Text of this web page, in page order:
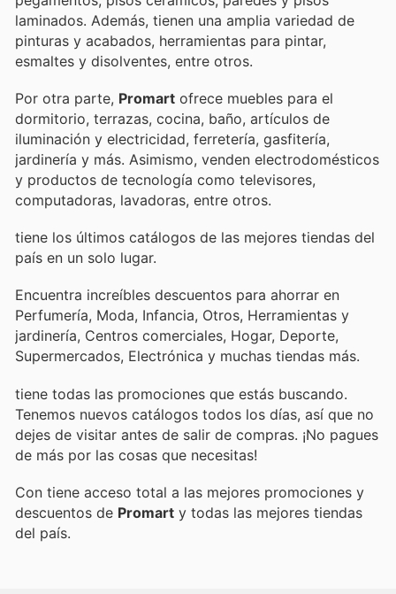
laminados. Además, tienen una amplia variedad de
pinturas y acabados, herramientas para pintar,
esmaltes y disolventes, entre otros.
Por otra parte, Promart ofrece muebles para el
dormitorio, terrazas, cocina, baño, artículos de
iluminación y electricidad, ferretería, gasfitería,
jardinería y más. Asimismo, venden electrodomésticos
y productos de tecnología como televisores,
computadoras, lavadoras, entre otros.
tiene los últimos catálogos de las mejores tiendas del
país en un solo lugar.
Encuentra increíbles descuentos para ahorrar en
Perfumería, Moda, Infancia, Otros, Herramientas y
jardinería, Centros comerciales, Hogar, Deporte,
Supermercados, Electrónica y muchas tiendas más.
tiene todas las promociones que estás buscando.
Tenemos nuevos catálogos todos los días, así que no
dejes de visitar antes de salir de compras. ¡No pagues
de más por las cosas que necesitas!
Con tiene acceso total a las mejores promociones y
descuentos de Promart y todas las mejores tiendas
del país.